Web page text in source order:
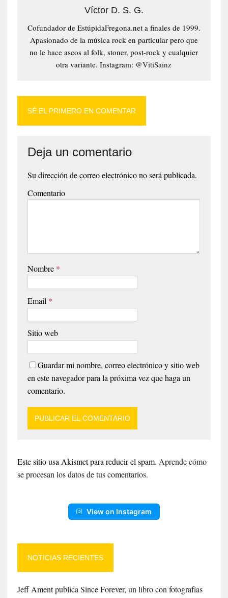
Víctor D. S. G.
Cofundador de EstúpidaFregona.net a finales de 1999.
Apasionado de la música rock en particular pero que
no le hace ascos al folk, stoner, post-rock y cualquier
otra variante. Instagram: @VitiSainz
SÉ EL PRIMERO EN COMENTAR
Deja un comentario
Su dirección de correo electrónico no será publicada.
Comentario
Nombre *
Email *
Sitio web
Guardar mi nombre, correo electrónico y sitio web
en este navegador para la próxima vez que haga un
comentario.
Este sitio usa Akismet para reducir el spam. Aprende cómo
se procesan los datos de tus comentarios.
View on Instagram
NOTICIAS RECIENTES
Jeff Ament publica Since Forever, un libro con fotografías